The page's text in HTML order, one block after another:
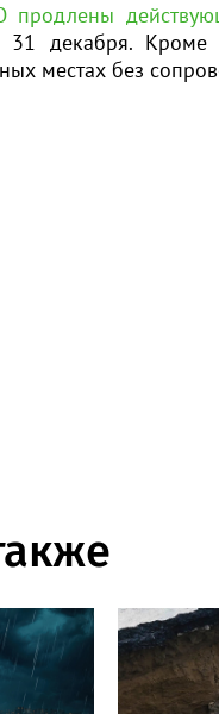
31 декабря. Кроме
местах без